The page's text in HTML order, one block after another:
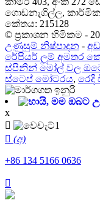
ගොඩනැගිල්ල, කාර්මික
කේතය: 215128
© ප්‍රකාශන හිමිකම -
උණුසුම් නිෂ්පාදන -
රේපියර් ලූම් අමතර
ස්පිනින් මෝල් වල
ස්ටෙප් මෝටරය, රෙදි
x

 (අ)
+86 134 5166 0636
